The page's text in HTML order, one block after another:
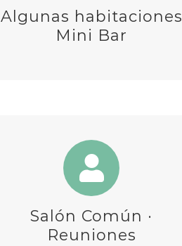
Algunas habitaciones
Mini Bar
Salón Común ·
Reuniones